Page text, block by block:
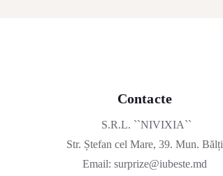
Contacte
S.R.L. ``NIVIXIA``
Str. Ștefan cel Mare, 39. Mun. Bălți
Email: surprize@iubeste.md